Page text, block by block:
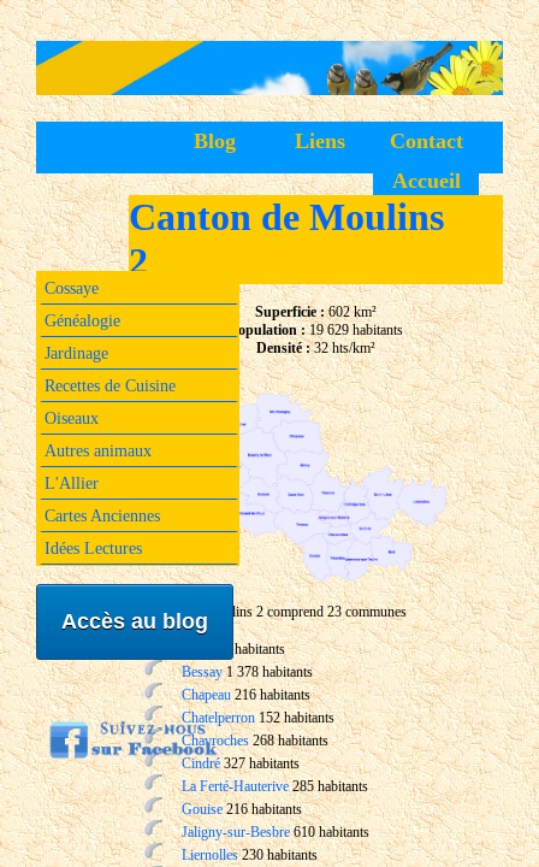
Contact
Liens
Blog
Accueil
Cossaye
Généalogie
Jardinage
Recettes de Cuisine
Oiseaux
Autres animaux
L'Allier
Cartes Anciennes
Idées Lectures
Accès au blog
Canton de Moulins
2
Superficie :602 km²
Population :19 629 habitants
Densité :32 hts/km²
Le canton de Moulins 2 comprend 23 communes
261 habitants
Bessay1 378 habitants
Chapeau216 habitants
Chatelperron 152 habitants
Chavroches 268 habitants
Cindré 327 habitants
La Ferté-Hauterive285 habitants
Gouise216 habitants
Jaligny-sur-Besbre610 habitants
Liernolles230 habitants